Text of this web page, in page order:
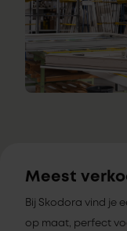
Meest
Bij Skodora vind je
op maat, perfect